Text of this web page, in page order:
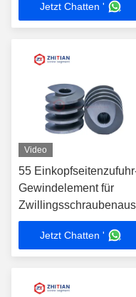
Jetzt Chatten '
Video
55
Gewindelement für
Jetzt Chatten '